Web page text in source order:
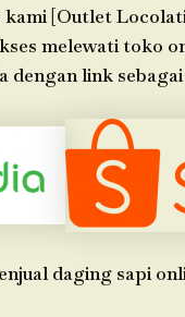
[Outlet
melewati toko
dengan link
daging sapi